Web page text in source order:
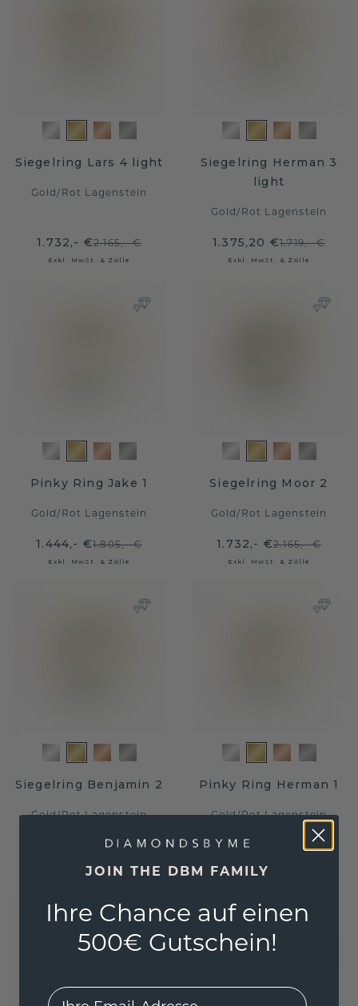
Siegelring Lars 4 light
Gold/ Rot Lagenstein
1.732,- €2.165,- €
Exkl. MwSt. & Zölle
Siegelring Herman 3
light
Gold/ Rot Lagenstein
1.375,20 €1.719,- €
Exkl. MwSt. & Zölle
Pinky Ring Jake 1
Gold/ Rot Lagenstein
1.444,- €1.805,- €
Exkl. MwSt. & Zölle
Siegelring Moor 2
Gold/ Rot Lagenstein
1.732,- €2.165,- €
Exkl. MwSt. & Zölle
Siegelring Benjamin 2
Gold/Rot Lagenstein
2.189,- €
Pinky Ring Herman 1
Gold/Rot Lagenstein
1.215,20 € 1.519,- €
JOIN THE DBM FAMILY
Ihre Chance auf einen
500€ Gutschein!
EMail